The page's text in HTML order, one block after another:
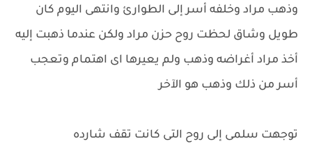
وذهب مراد وخلفه أسر إلى الطوارئ وانتهى اليوم كان
طويل وشاق لحظت روح حزن مراد ولكن عندما ذهبت إليه
أخذ مراد أغراضه وذهب ولم يعيرها اى اهتمام وتعجب
أسر من ذلك وذهب هو الآخر
توجهت سلمى إلى روح التى كانت تقف شارده